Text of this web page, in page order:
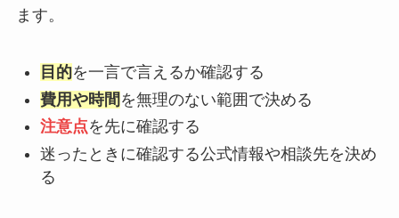
ます。
目的を一言で言えるか確認する
費用や時間 を無理のない範囲で決める
注意点を先に確認する
迷ったときに確認する公式情報や相談先を決め
る